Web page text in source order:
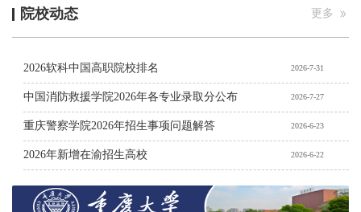
院校动态 更多
2026软科中国高职院校排名 2026-7-31
中国消防救援学院2026年各专业录取分公布 2026-7-27
重庆警察学院2026年招生事项问题解答 2026-6-23
2026年新增在渝招生高校 2026-6-22